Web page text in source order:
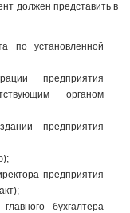
должен представить в
по установленной
предприятия
органом
предприятия
предприятия
бухгалтера